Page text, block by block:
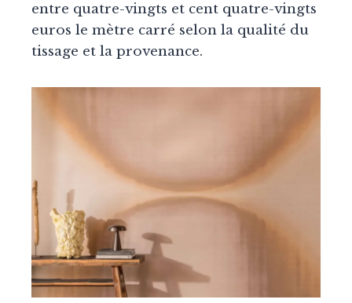
entre quatre-vingts et cent quatre-vingts
euros le mètre carré selon la qualité du
tissage et la provenance.